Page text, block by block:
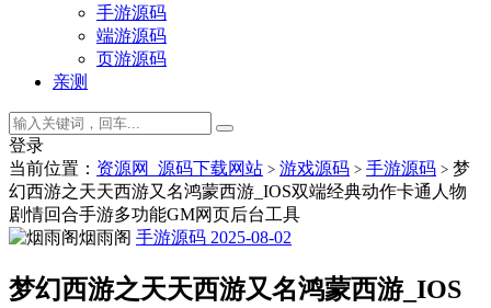
手游源码
端游源码
页游源码
亲测
登录
当前位置： 资源网_源码下载网站 > 游戏源码 > 手游源码 > 梦
幻西游之天天西游又名鸿蒙西游_IOS双端经典动作卡通人物
剧情回合手游多功能GM网页后台工具
烟雨阁 手游源码 2025-08-02
梦幻西游之天天西游又名鸿蒙西游_IOS